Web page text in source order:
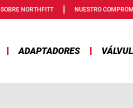
SOBRE NORTHFITT NUESTRO
ADAPTADORES